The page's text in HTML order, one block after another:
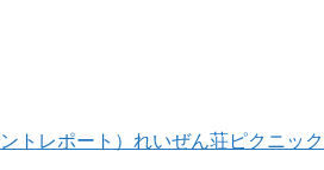
ントレポート）れいぜん荘ピクニッ